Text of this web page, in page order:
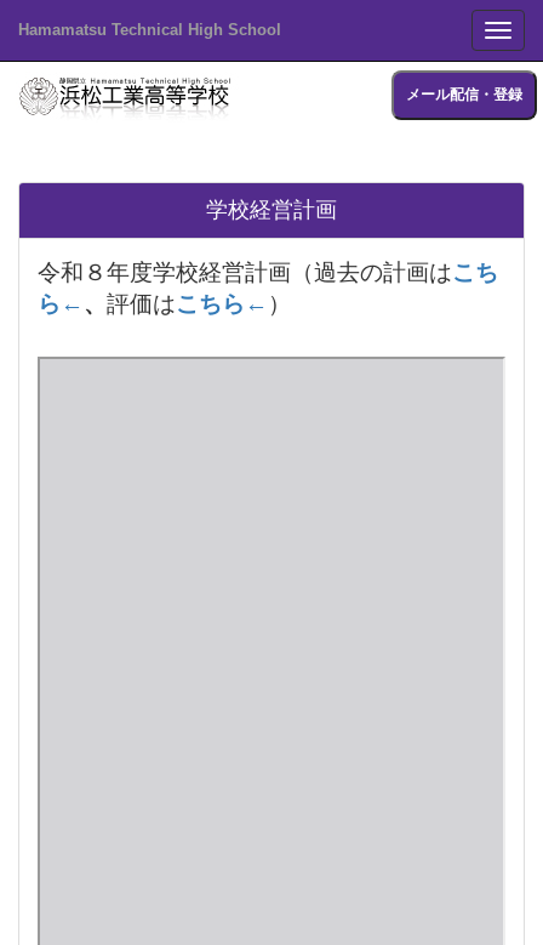
Hamamatsu Technical High School
メール配信・登録
学校経営計画
令和８年度学校経営計画（過去の計画はこち
ら← 、 評価はこちら← ）